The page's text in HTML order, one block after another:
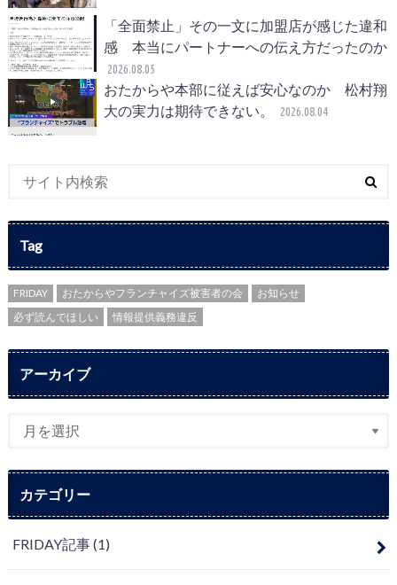
「全面禁止」その一文に加盟店が感じた違和
感 本当にパートナーへの伝え方だったのか
2026.08.05
おたからや本部に従えば安心なのか 松村翔
大の実力は期待できない。
2026.08.04
Tag
FRIDAY おたからやフランチャイズ被害者の会
お知らせ
必ず読んでほしい
情報提供義務違反
アーカイブ
カテゴリー
FRIDAY記事(1)